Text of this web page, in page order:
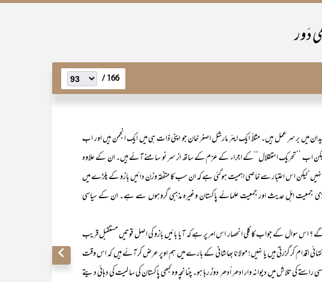
دَور
166 /
میں برسر عمل ہیں۔ مثلاً ایک ایئر مارشل اصغر خان جو اپنی ذات ہی میں ایک انجمن ہیں اور اب
اب ’’تحریک استقلال‘‘کے اجراء کے عزم کے ساتھ از سر نو سامنے آئے ہیں۔ ان کے علاوہ
نہیں‘لیکن اس اعتبار سے خاصی اہمیت ہوگئی ہے کہ ان سب کا متفقہ وزن دائیں بازو کے پلڑے میں
جمعیت اہل حدیث اور جمعیت علمائے پاکستان وغیرہ مذہبی گروہوں سے ہے۔ ان کے سیاسی
اس سوال کے جواب کا کلی انحصار اس امر پر ہے کہ آیا بائیں بازو کی اصل قوتیں مستقبل قریب
اقدام کر گزرتی ہیں یا نہیں! مولانا بھاشانی کے بارے میں ہم اوپر عرض کر آئے ہیں کہ اس وقت
کی تلاش میں دیوانہ وار ادھر اُدھر دوڑ رہا ہو۔ چنانچہ وہ کبھی پاکستان کی سا لمیت کی دہائی دیتے